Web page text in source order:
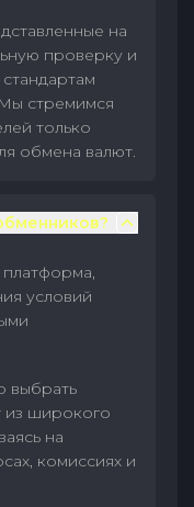
на
проверку и
стремимся
только
обмена валют.
условий
выбрать
из широкого
на
комиссиях и